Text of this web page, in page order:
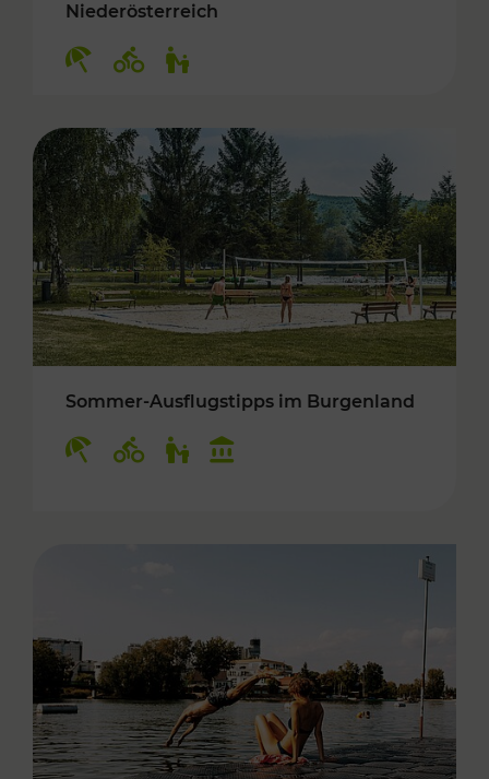
Niederösterreich
Sommer-Ausflugstipps im Burgenland